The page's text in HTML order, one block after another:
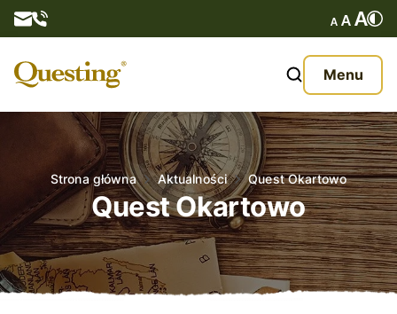
Menu
O nas
Oferta
Aktualności
Kontakt
Strona główna Aktualności Quest Okartowo
Quest Okartowo